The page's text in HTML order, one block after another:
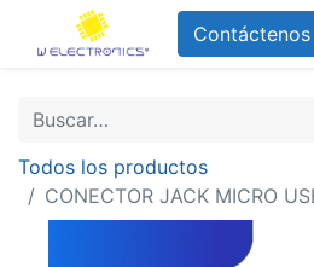
Contáctenos
Todos los productos
CONECTOR JACK MICRO